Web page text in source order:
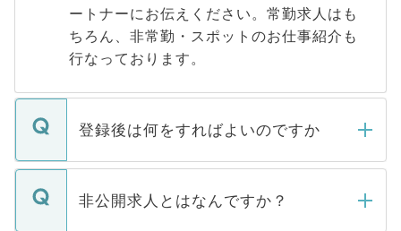
ートナーにお伝えください。常勤求人はも
ちろん、非常勤・スポットのお仕事紹介も
行なっております。
登録後は何をすればよいのですか
ご登録いただきましたら、弊社担当者がご
登録内容を確認し、その後メールもしくは
非公開求人とはなんですか？